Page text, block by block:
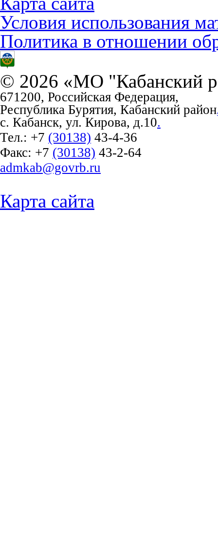
Условия использования
Политика в отношении
© 2026 «МО "Кабанский
671200, Российская Федерация,
Республика Бурятия, Кабанский район
с. Кабанск, ул. Кирова, д.10.
Тел.: +7 (30138) 43-4-36
Факс: +7 (30138) 43-2-64
admkab@govrb.ru
Карта сайта